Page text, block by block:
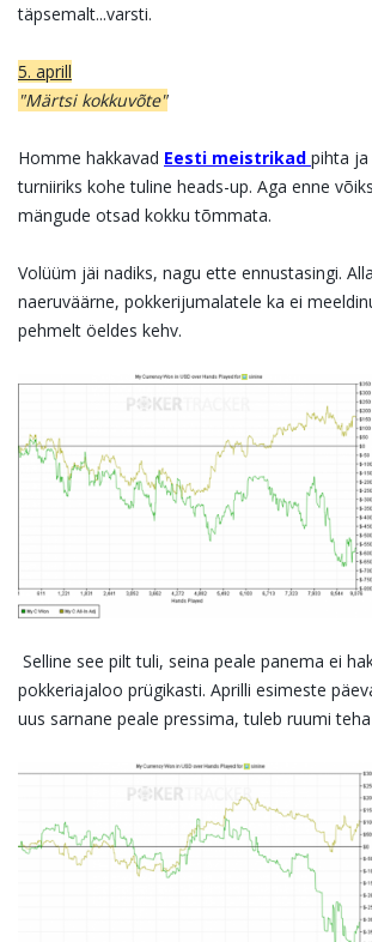
täpsemalt...varsti.
5. aprill
"Märtsi kokkuvõte"
Homme hakkavad Eesti meistrikad pihta ja
turniiriks kohe tuline heads-up. Aga enne
mängude otsad kokku tõmmata.
Volüüm jäi nadiks, nagu ette ennustasingi.
naeruväärne, pokkerijumalatele ka ei
pehmelt öeldes kehv.
Selline see pilt tuli, seina peale panema ei
pokkeriajaloo prügikasti. Aprilli esimeste
uus sarnane peale pressima, tuleb ruumi